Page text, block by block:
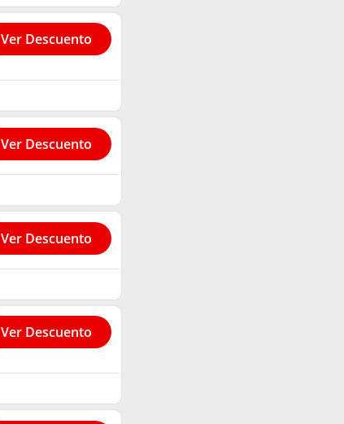
Ver Descuento
Ver Descuento
Ver Descuento
Ver Descuento